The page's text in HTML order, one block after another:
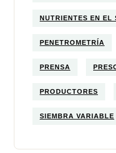
NUTRIENTES EN EL
PENETROMETRÍA
PRENSA
PRODUCTORES
SIEMBRA VARIABLE